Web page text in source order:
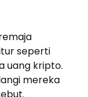
seperti
uang kripto.
mereka